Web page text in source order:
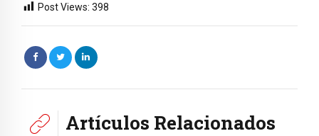
Post Views: 398
Artículos Relacionados